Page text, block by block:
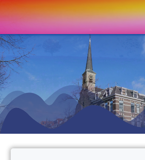
Naar
de
inhoud